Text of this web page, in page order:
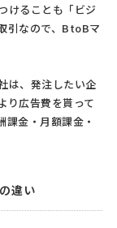
けることも「ビジ
引なので、BtoBマ
は、発注したい企
り広告費を貰って
金・月額課金・
違い